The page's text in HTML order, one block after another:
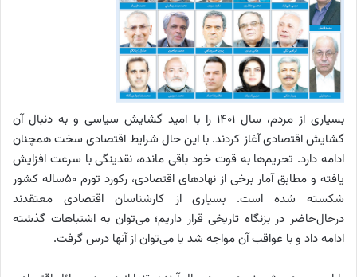
بسیاری از مردم، سال ۱۴۰۱ را با امید گشایش سیاسی و به دنبال آن
گشایش اقتصادی آغاز کردند. با این حال شرایط اقتصادی سخت همچنان
ادامه دارد. تحریم‌ها به قوت خود باقی مانده، نقدینگی با سرعت افزایش
یافته و مطابق آمار برخی از نهادهای اقتصادی، رکورد تورم ۵۰ساله کشور
شکسته شده است. بسیاری از کارشناسان اقتصادی معتقدند
درحال‌حاضر در بزنگاه تاریخی قرار داریم؛ می‌توان به اشتباهات گذشته
ادامه داد و با عواقب آن مواجه شد یا می‌توان از آنها درس گرفت.